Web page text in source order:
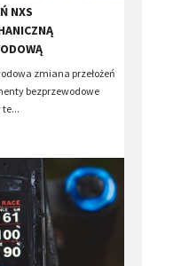
NXS
zmiana przełożeń
bezprzewodowe
te...